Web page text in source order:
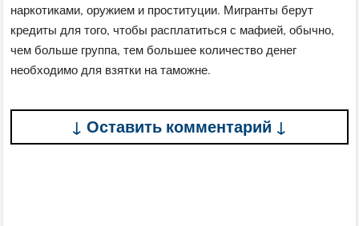
наркотиками, оружием и проституции. Мигранты берут
кредиты для того, чтобы расплатиться с мафией, обычно,
чем больше группа, тем большее количество денег
необходимо для взятки на таможне.
↓ Оставить комментарий ↓